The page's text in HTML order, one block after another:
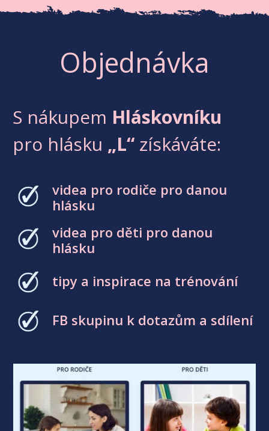
Objednávka
S nákupem Hláskovníku
pro hlásku „L“získáváte:
videa pro rodiče pro danou
hlásku
videa pro děti pro danou
hlásku
tipy a inspirace na trénování
FB skupinu k dotazům a sdílení